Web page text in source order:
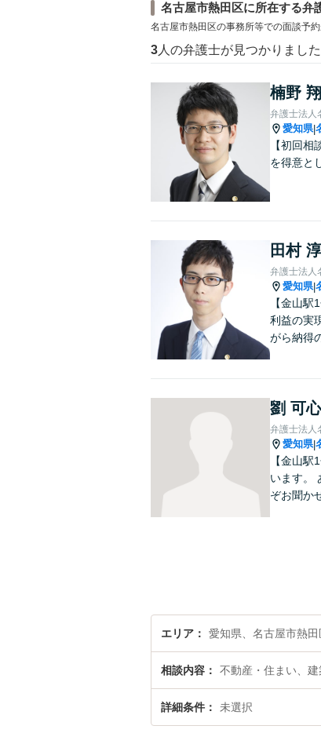
名古屋市熱田区に所在する弁
名古屋市熱田区の事務所等での面談予約
3 人の弁護士が見つかりました
楠野
弁護士法人
愛知県|
【初回
を得意と
田村
弁護士法人
愛知県|
【金山
利益の実
がら納得
劉 可
弁護士法人
愛知県|
【金山
います。
ぞお聞か
エリア 愛知県、名古屋市熱田
相談内容 不動産・住まい、
詳細条件 未選択